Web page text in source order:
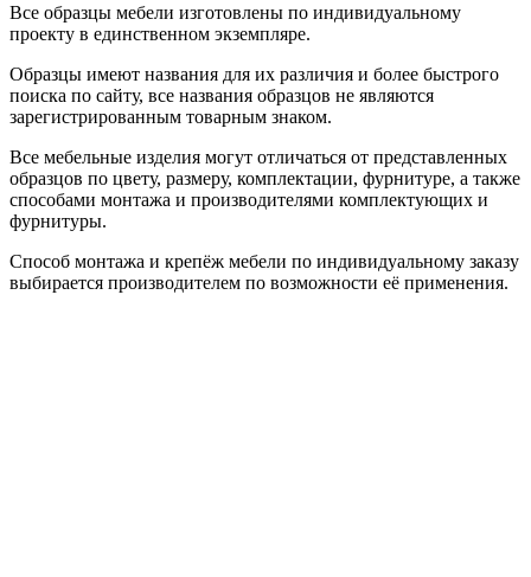
Все образцы мебели изготовлены по индивидуальному
проекту в единственном экземпляре.
Образцы имеют названия для их различия и более быстрого
поиска по сайту, все названия образцов не являются
зарегистрированным товарным знаком.
Все мебельные изделия могут отличаться от представленных
образцов по цвету, размеру, комплектации, фурнитуре, а также
способами монтажа и производителями комплектующих и
фурнитуры.
Способ монтажа и крепёж мебели по индивидуальному заказу
выбирается производителем по возможности её применения.